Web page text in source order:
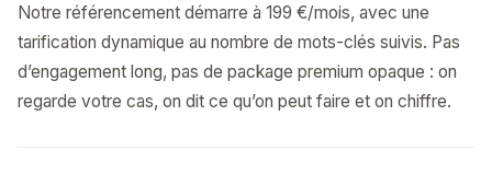
Notre référencement démarre à 199 €/mois, avec une
tarification dynamique au nombre de mots-clés suivis. Pas
d’engagement long, pas de package premium opaque : on
regarde votre cas, on dit ce qu’on peut faire et on chiffre.